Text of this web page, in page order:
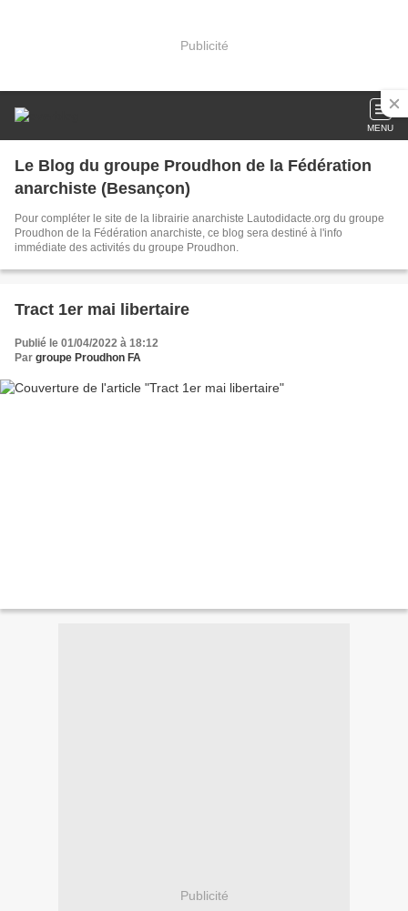
Publicité
MENU
Le Blog du groupe Proudhon de la Fédération
anarchiste (Besançon)
Pour compléter le site de la librairie anarchiste Lautodidacte.org du groupe
Proudhon de la Fédération anarchiste, ce blog sera destiné à l'info
immédiate des activités du groupe Proudhon.
Tract 1er mai libertaire
Publié le 01/04/2022 à 18:12
Par groupe Proudhon FA
Publicité